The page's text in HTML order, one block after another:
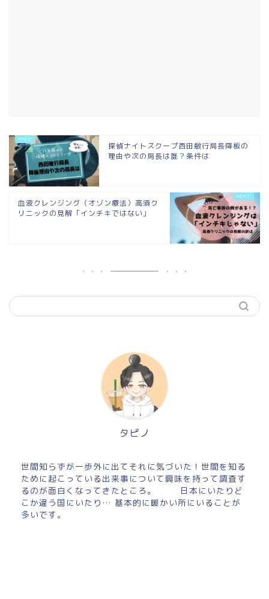
探偵ナイトスクープ西田敏行局長降板の
理由や次の局長は誰？条件は
血液クレンジング（オゾン療法）高須ク
リニックの見解「インチキではない」
タピノ
世間知らずが一歩外に出てそれに気づいた！世間を知る
ために起こっている出来事について興味を持って調査す
るのが面白くなってきたところ。 日本にいたりど
こか違う国にいたり… 基本的に暖かい所にいることが
多いです。